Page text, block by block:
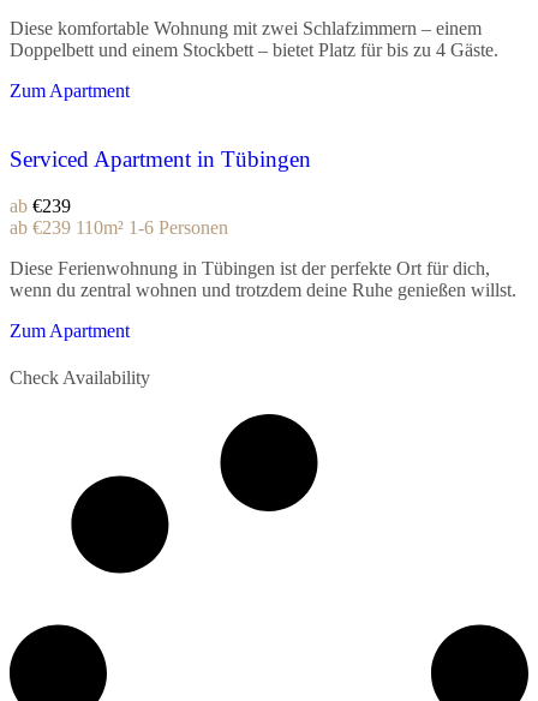
Diese komfortable Wohnung mit zwei Schlafzimmern – einem
Doppelbett und einem Stockbett – bietet Platz für bis zu 4 Gäste.
Zum Apartment
Serviced Apartment in Tübingen
ab €239
ab €239 110m² 1-6 Personen
Diese Ferienwohnung in Tübingen ist der perfekte Ort für dich,
wenn du zentral wohnen und trotzdem deine Ruhe genießen willst.
Zum Apartment
Check Availability